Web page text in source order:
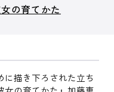
の育てかた
に描き下ろされた立ち